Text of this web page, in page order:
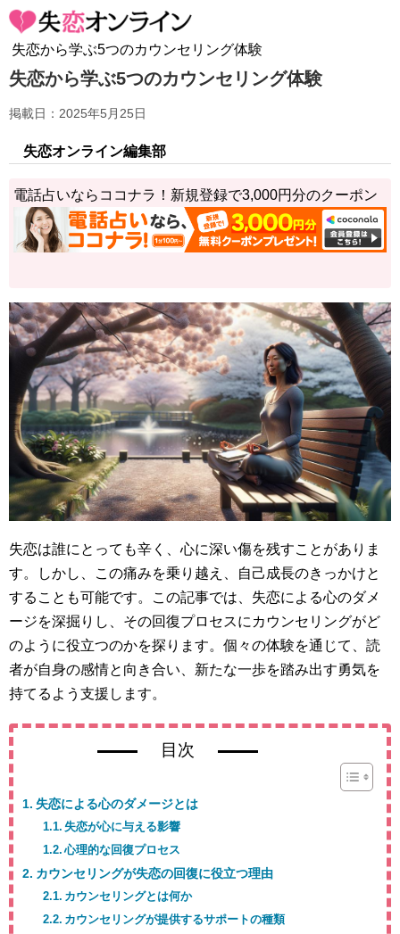
失恋から学ぶ5つのカウンセリング体験
失恋から学ぶ5つのカウンセリング体験
掲載日：2025年5月25日
失恋オンライン編集部
電話占いならココナラ！新規登録で3,000円分のクーポン
失恋は誰にとっても辛く、心に深い傷を残すことがありま
す。しかし、この痛みを乗り越え、自己成長のきっかけと
することも可能です。この記事では、失恋による心のダメ
ージを深掘りし、その回復プロセスにカウンセリングがど
のように役立つのかを探ります。個々の体験を通じて、読
者が自身の感情と向き合い、新たな一歩を踏み出す勇気を
持てるよう支援します。
目次
失恋による心のダメージとは
失恋が心に与える影響
心理的な回復プロセス
カウンセリングが失恋の回復に役立つ理由
カウンセリングとは何か
カウンセリングが提供するサポートの種類